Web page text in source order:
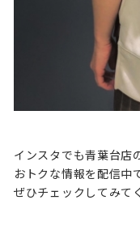
インスタでも青葉台店
おトクな情報を配信中
ぜひチェックしてみて